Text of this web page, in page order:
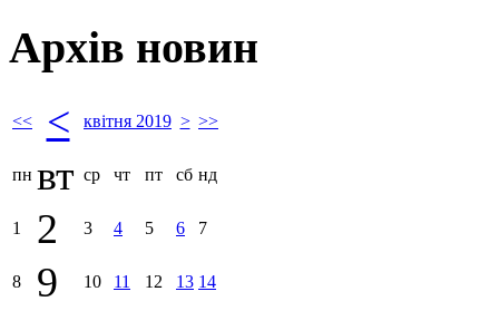
Архів новин
<< < квітня 2019 > >>
пн вт ср чт пт сб нд
1 2 3 4 5 6 7
8 9 10 11 12 13 14